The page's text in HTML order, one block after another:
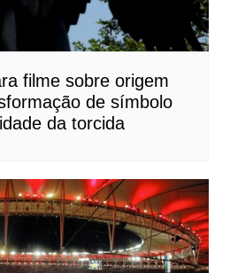
filme sobre origem
de símbolo
da torcida